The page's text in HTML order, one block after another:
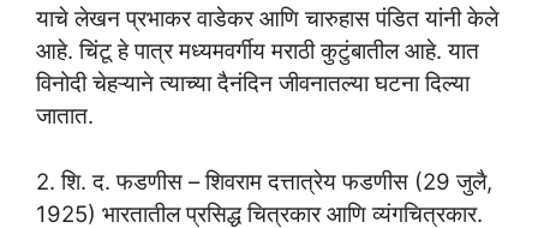
याचे लेखन प्रभाकर वाडेकर आणि चारुहास पंडित यांनी केले
आहे. चिंटू हे पात्र मध्यमवर्गीय मराठी कुटुंबातील आहे. यात
विनोदी चेहऱ्याने त्याच्या दैनंदिन जीवनातल्या घटना दिल्या
जातात.
2. शि. द. फडणीस – शिवराम दत्तात्रेय फडणीस (29 जुलै,
1925) भारतातील प्रसिद्ध चित्रकार आणि व्यंगचित्रकार.